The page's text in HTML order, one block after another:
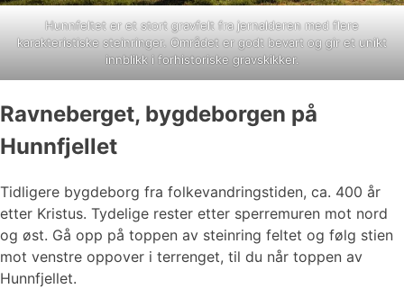
Hunnfeltet er et stort gravfelt fra jernalderen med flere
karakteristiske steinringer. Området er godt bevart og gir et unikt
innblikk i forhistoriske gravskikker.
Ravneberget, bygdeborgen på
Hunnfjellet
Tidligere bygdeborg fra folkevandringstiden, ca. 400 år
etter Kristus. Tydelige rester etter sperremuren mot nord
og øst. Gå opp på toppen av steinring feltet og følg stien
mot venstre oppover i terrenget, til du når toppen av
Hunnfjellet.